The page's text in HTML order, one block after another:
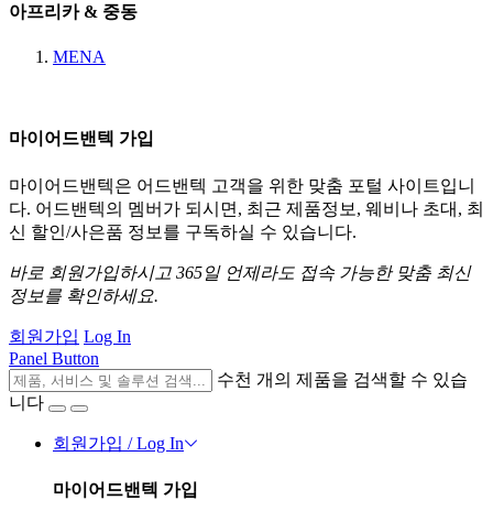
아프리카 & 중동
MENA
마이어드밴텍 가입
마이어드밴텍은 어드밴텍 고객을 위한 맞춤 포털 사이트입니
다. 어드밴텍의 멤버가 되시면, 최근 제품정보, 웨비나 초대, 최
신 할인/사은품 정보를 구독하실 수 있습니다.
바로 회원가입하시고 365일 언제라도 접속 가능한 맞춤 최신
정보를 확인하세요.
회원가입 Log In
Panel Button
수천 개의 제품을 검색할 수 있습
니다
회원가입 / Log In
마이어드밴텍 가입